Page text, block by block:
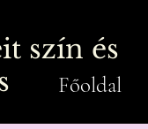
szín és
Főoldal